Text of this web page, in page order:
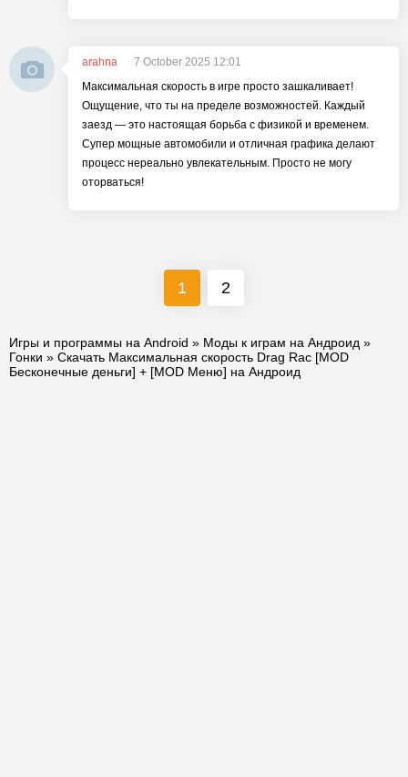
arahna
7 October 2025 12:01
Максимальная скорость в игре просто зашкаливает!
Ощущение, что ты на пределе возможностей. Каждый
заезд — это настоящая борьба с физикой и временем.
Супер мощные автомобили и отличная графика делают
процесс нереально увлекательным. Просто не могу
оторваться!
1 2
Игры и программы на Android » Моды к играм на Андроид »
Гонки » Скачать Максимальная скорость Drag Rac [MOD
Бесконечные деньги] + [MOD Меню] на Андроид